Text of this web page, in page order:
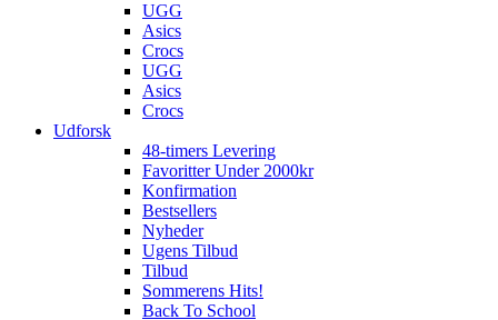
UGG
Asics
Crocs
UGG
Asics
Crocs
Udforsk
48-timers Levering
Favoritter Under 2000kr
Konfirmation
Bestsellers
Nyheder
Ugens Tilbud
Tilbud
Sommerens Hits!
Back To School